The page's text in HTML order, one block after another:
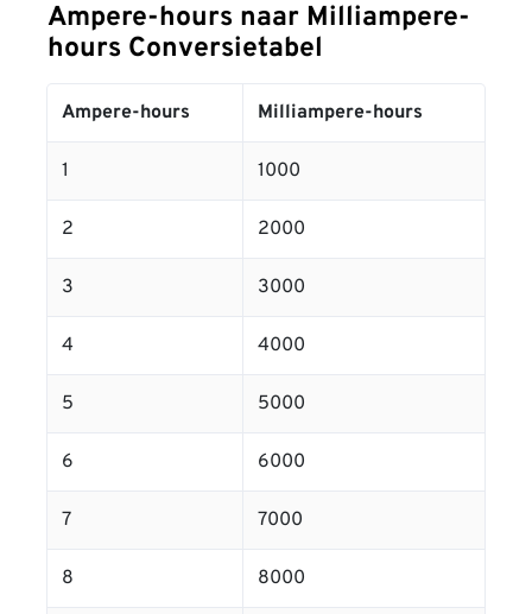
Ampere-hours naar Milliampere-
hours Conversietabel
Ampere-hours Milliampere-hours
1 1000
2 2000
3 3000
4 4000
5 5000
6 6000
7 7000
8 8000